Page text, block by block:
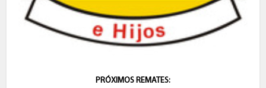
PRÓXIMOS REMATES: